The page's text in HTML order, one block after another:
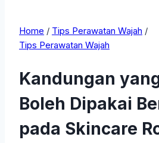
Home / Tips Perawatan Wajah /
Tips Perawatan Wajah
Kandungan
Boleh Dipakai
pada Skincare